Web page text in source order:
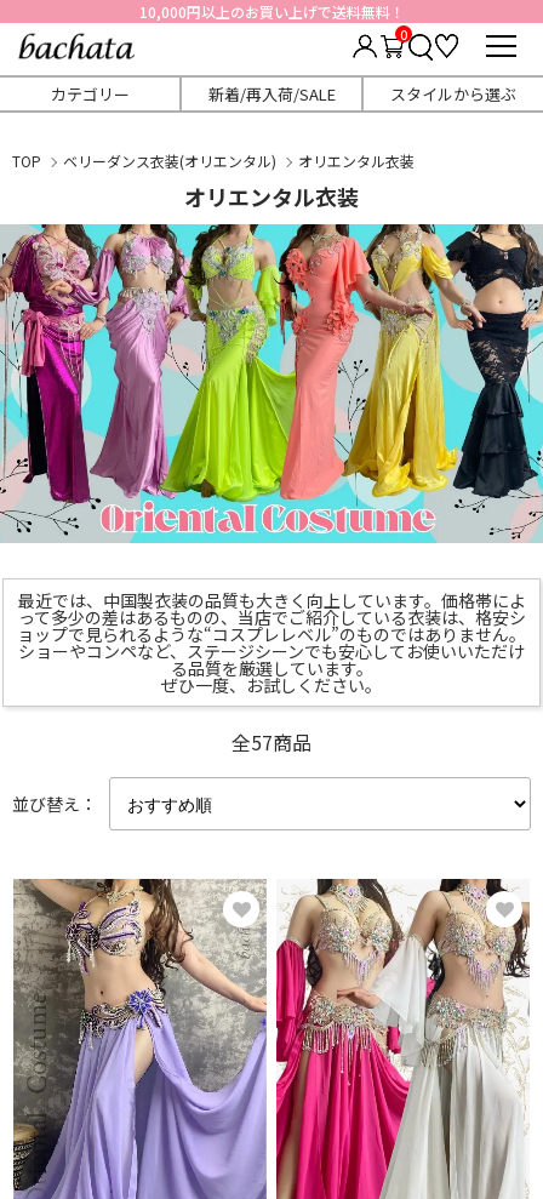
10,000円以上のお買い上げで送料無料！
0
カテゴリー 新着/再入荷/SALE スタイルから選ぶ
TOP ベリーダンス衣装(オリエンタル) オリエンタル衣装
オリエンタル衣装
最近では、中国製衣装の品質も大きく向上しています。価格帯によ
って多少の差はあるものの、当店でご紹介している衣装は、格安シ
ョップで見られるような“コスプレレベル”のものではありません。
ショーやコンペなど、ステージシーンでも安心してお使いいただけ
る品質を厳選しています。
ぜひ一度、お試しください。
全57商品
並び替え：